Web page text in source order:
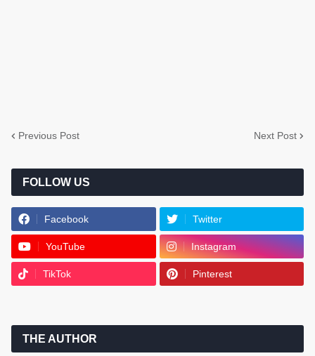
Previous Post Next Post
FOLLOW US
Facebook Twitter
YouTube Instagram
TikTok Pinterest
THE AUTHOR